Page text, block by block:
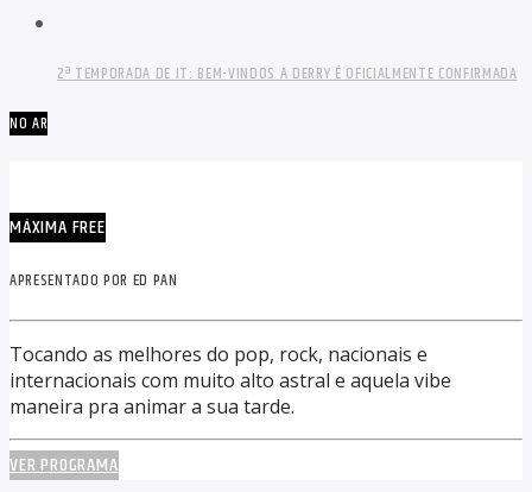
2ª TEMPORADA DE IT: BEM-VINDOS A DERRY É OFICIALMENTE CONFIRMADA
NO AR
MÁXIMA FREE
APRESENTADO POR ED PAN
Tocando as melhores do pop, rock, nacionais e
internacionais com muito alto astral e aquela vibe
maneira pra animar a sua tarde.
VER PROGRAMA